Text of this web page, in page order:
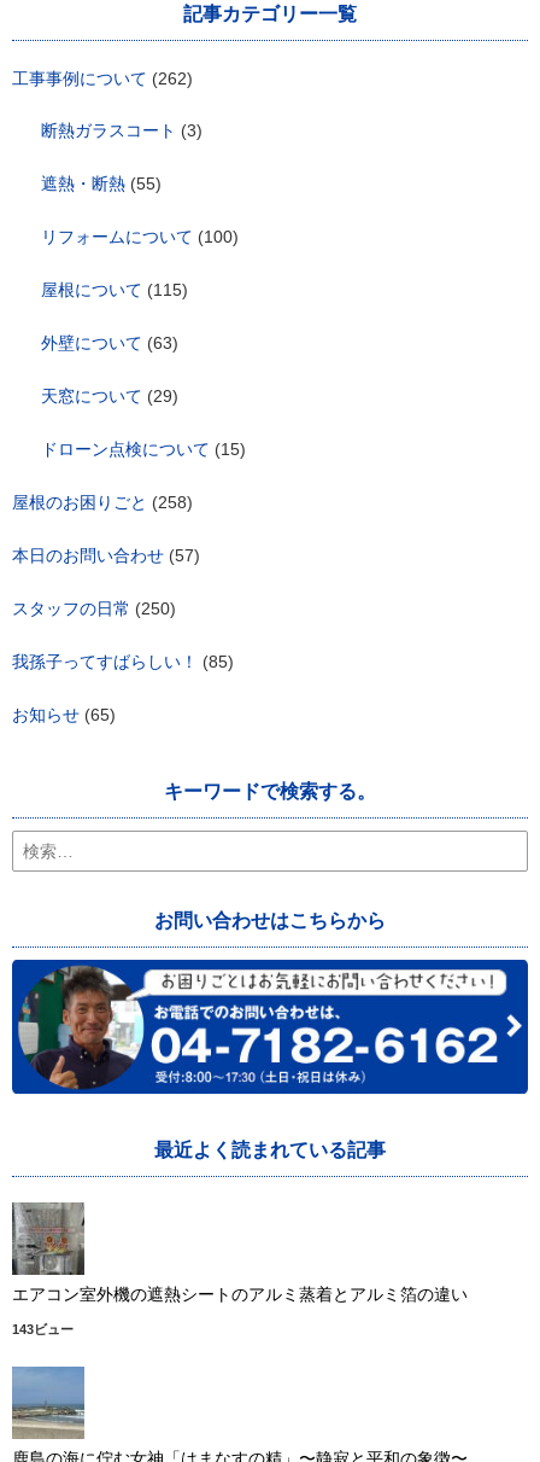
記事カテゴリー一覧
工事事例について (262)
断熱ガラスコート (3)
遮熱・断熱 (55)
リフォームについて (100)
屋根について (115)
外壁について (63)
天窓について (29)
ドローン点検について (15)
屋根のお困りごと (258)
本日のお問い合わせ (57)
スタッフの日常 (250)
我孫子ってすばらしい！ (85)
お知らせ (65)
キーワードで検索する。
検
索:
お問い合わせはこちらから
最近よく読まれている記事
エアコン室外機の遮熱シートのアルミ蒸着とアルミ箔の違い
143ビュー